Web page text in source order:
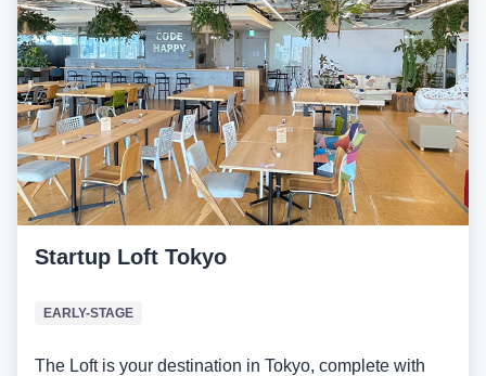
Startup Loft Tokyo
EARLY-STAGE
The Loft is your destination in Tokyo, complete with